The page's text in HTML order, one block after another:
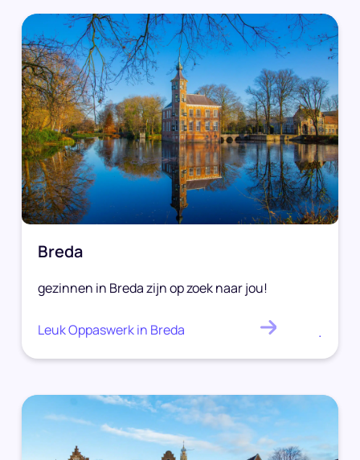
Breda
gezinnen in Breda zijn op zoek naar jou!
Leuk Oppaswerk in Breda .